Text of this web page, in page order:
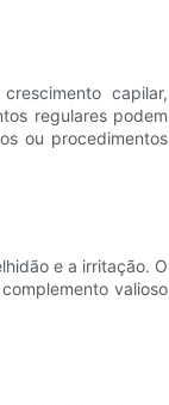
capilar,
regulares podem
ou procedimentos
e a irritação. O
valioso